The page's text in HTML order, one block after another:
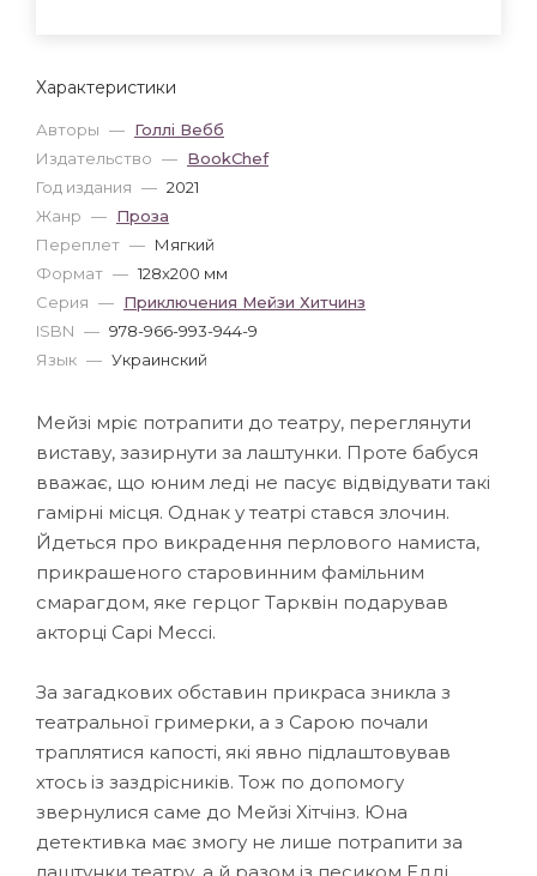
Характеристики
Авторы — Голлі Вебб
Издательство — BookChef
Год издания — 2021
Жанр — Проза
Переплет — Мягкий
Формат — 128x200 мм
Серия — Приключения Мейзи Хитчинз
ISBN — 978-966-993-944-9
Язык — Украинский
Мейзі мріє потрапити до театру, переглянути
виставу, зазирнути за лаштунки. Проте бабуся
вважає, що юним леді не пасує відвідувати такі
гамірні місця. Однак у театрі стався злочин.
Йдеться про викрадення перлового намиста,
прикрашеного старовинним фамільним
смарагдом, яке герцог Тарквін подарував
акторці Сарі Мессі.
За загадкових обставин прикраса зникла з
театральної гримерки, а з Сарою почали
траплятися капості, які явно підлаштовував
хтось із заздрісників. Тож по допомогу
звернулися саме до Мейзі Хітчінз. Юна
детективка має змогу не лише потрапити за
лаштунки театру, а й разом із песиком Едді